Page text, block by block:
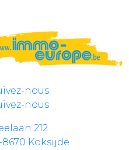
nous
nous
212
8670 Koksijde